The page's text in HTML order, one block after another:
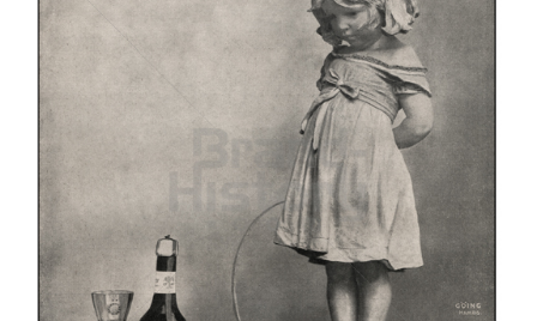
LUCCA LIQUEUR LUCCA LIQUEUR 1903